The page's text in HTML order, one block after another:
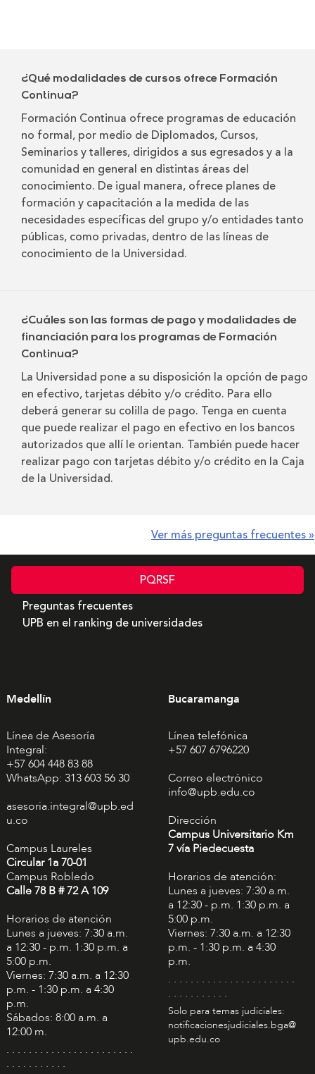
¿Qué modalidades de cursos ofrece Formación
Continua?
Formación Continua ofrece programas de educación
no formal, por medio de Diplomados, Cursos,
Seminarios y talleres, dirigidos a sus egresados y a la
comunidad en general en distintas áreas del
conocimiento. De igual manera, ofrece planes de
formación y capacitación a la medida de las
necesidades específicas del grupo y/o entidades tanto
públicas, como privadas, dentro de las líneas de
conocimiento de la Universidad.
¿Cuáles son las formas de pago y modalidades de
financiación para los programas de Formación
Continua?
La Universidad pone a su disposición la opción de pago
en efectivo, tarjetas débito y/o crédito. Para ello
deberá generar su colilla de pago. Tenga en cuenta
que puede realizar el pago en efectivo en los bancos
autorizados que allí le orientan. También puede hacer
realizar pago con tarjetas débito y/o crédito en la Caja
de la Universidad.
Ver más preguntas frecuentes »
PQRSF
Preguntas frecuentes
UPB en el ranking de universidades
Medellín
Línea de Asesoría
Integral:
+57 604 448 83 88
WhatsApp: 313 603 56 30
asesoria.integral@upb.ed
u.co
Campus Laureles
Circular 1a 70-01
Campus Robledo
Calle 78 B # 72 A 109
Horarios de atención
Lunes a jueves: 7:30 a.m.
a 12:30 - p.m. 1:30 p.m. a
5:00 p.m.
Viernes: 7:30 a.m. a 12:30
p.m. - 1:30 p.m. a 4:30
p.m.
Sábados: 8:00 a.m. a
12:00 m.
. . . . . . . . . . . . . . . . . . . . . . .
. . . . . . . . . . .
Bucaramanga
Línea telefónica
+57 607 6796220
Correo electrónico
info@upb.edu.co
Dirección
Campus Universitario Km
7 vía Piedecuesta
Horarios de atención:
Lunes a jueves: 7:30 a.m.
a 12:30 - p.m. 1:30 p.m. a
5:00 p.m.
Viernes: 7:30 a.m. a 12:30
p.m. - 1:30 p.m. a 4:30
p.m.
. . . . . . . . . . . . . . . . . . . . . . .
. . . . . . . . . . .
Solo para temas judiciales:
notificacionesjudiciales.bga@
upb.edu.co